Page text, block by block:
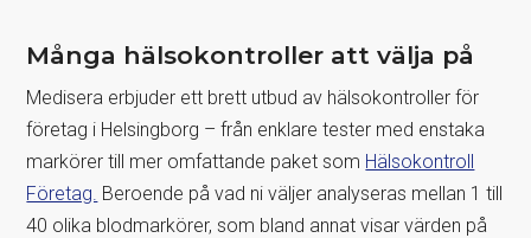
Många hälsokontroller att välja på
Medisera erbjuder ett brett utbud av hälsokontroller för
företag i Helsingborg – från enklare tester med enstaka
markörer till mer omfattande paket som Hälsokontroll
Företag. Beroende på vad ni väljer analyseras mellan 1 till
40 olika blodmarkörer, som bland annat visar värden på